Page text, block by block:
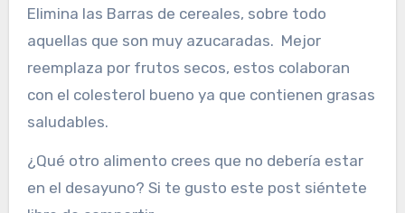
Elimina las Barras de cereales, sobre todo
aquellas que son muy azucaradas. Mejor
reemplaza por frutos secos, estos colaboran
con el colesterol bueno ya que contienen grasas
saludables.
¿Qué otro alimento crees que no debería estar
en el desayuno? Si te gusto este post siéntete